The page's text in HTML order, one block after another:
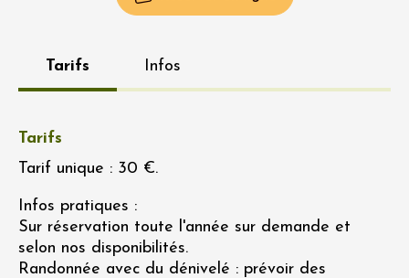
Tarifs Infos
Tarifs
Tarif unique : 30 €.
Infos pratiques :
Sur réservation toute l'année sur demande et
selon nos disponibilités.
Randonnée avec du dénivelé : prévoir des